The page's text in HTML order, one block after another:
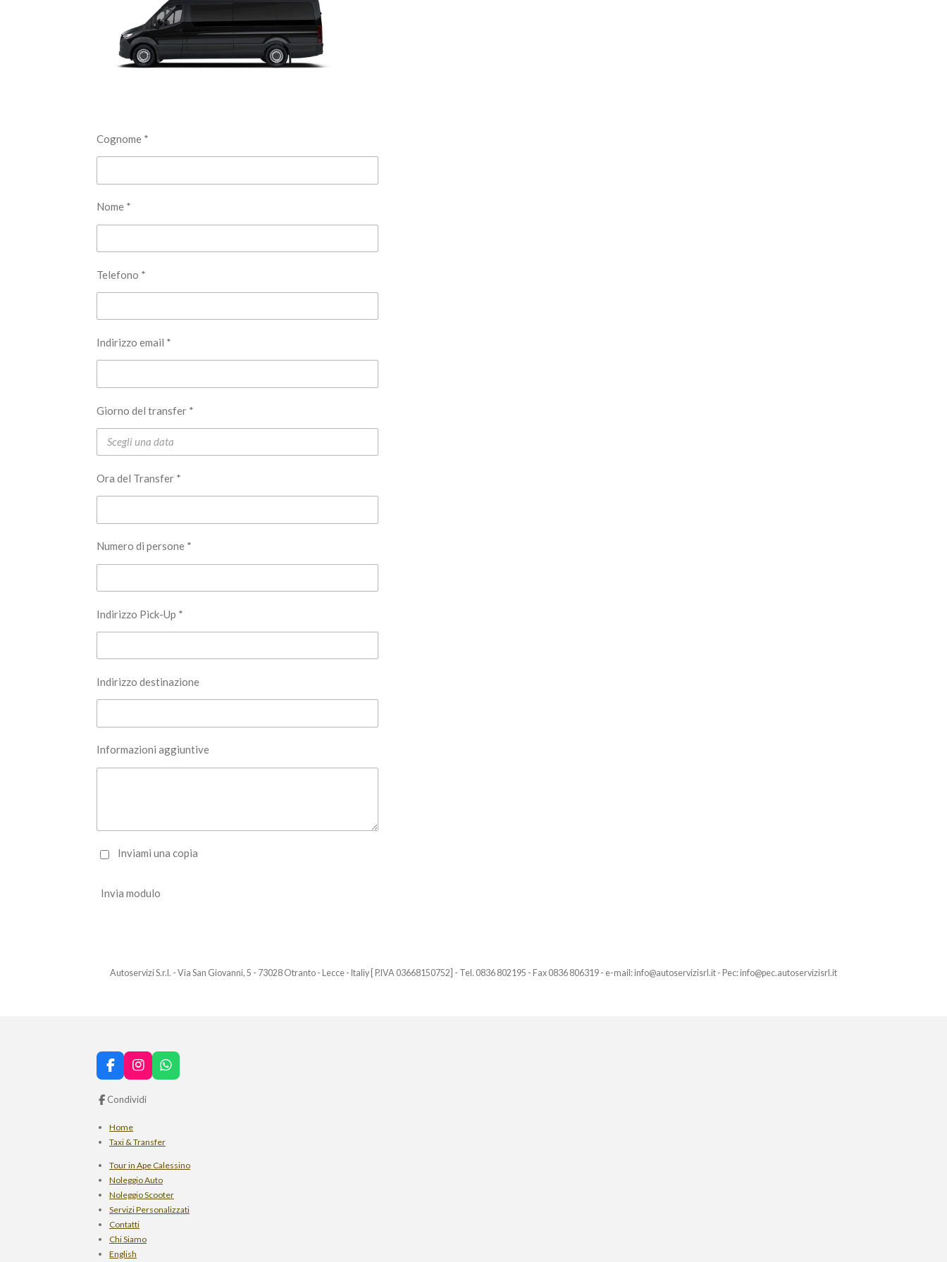
Cognome *
Nome *
Telefono *
Indirizzo email *
Giorno del transfer *
Ora del Transfer *
Numero di persone *
Indirizzo Pick-Up *
Indirizzo destinazione
Informazioni aggiuntive
Inviami una copia
Invia modulo
Autoservizi S.r.l. - Via San Giovanni, 5 - 73028 Otranto - Lecce - Italiy [ P.IVA 03668150752] - Tel. 0836 802195 - Fax 0836 806319 - e-mail: info@autoservizisrl.it - Pec: info@pec.autoservizisrl.it
F
a
c
o
o
I
n
s
r
m
W
h
p
Condividi
Home
Taxi & Transfer
Tour in Ape Calessino
Noleggio Auto
Noleggio Scooter
Servizi Personalizzati
Contatti
Chi Siamo
English